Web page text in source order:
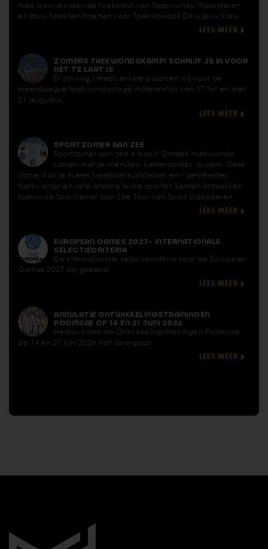
mee bouwen aan de toekomst van Taekwondo Vlaanderen
en jouw talenten inzetten voor Taekwondo? Dit is jouw kans.
LEES MEER
ZOMERS TAEKWONDOKAMP! SCHRIJF JE IN VOOR
HET TE LAAT IS
Er zijn nog steeds enkele plaatsen vrij voor de
meerdaagse taekwondostage in Herentals van 17 tot en met
21 augustus.
LEES MEER
SPORTZOMER AAN ZEE
Sportzomer aan zee is back! Ontdek taekwondo
samen met je vriendjes, kameraadjes, ouders. Deze
zomer kan je in een heleboel kuststeden en - gemeentes
taekwondo en vele andere leuke sporten komen ontdekken
tijdens de Sportzomer aan Zee Tour van Sport Vlaanderen.
LEES MEER
EUROPEAN GAMES 2027- INTERNATIONALE
SELECTIECRITERIA
De internationale selectiecriteria voor de European
Games 2027 zijn gekend.
LEES MEER
ANNULATIE ONTWIKKELINGSTRAININGEN
POOMSAE OP 14 EN 21 JUNI 2026
Helaas zullen de Ontwikkelingstrainingen Poomsae
op 14 en 21 juni 2026 niet doorgaan.
LEES MEER